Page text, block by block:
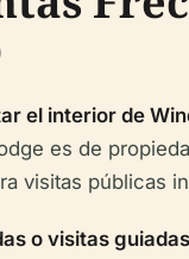
el interior de
es de
visitas públicas
o visitas